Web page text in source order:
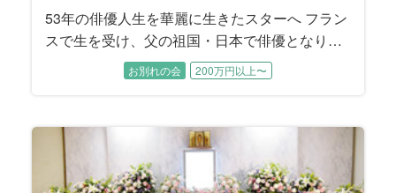
53年の俳優人生を華麗に生きたスターへ フラン
スで生を受け、父の祖国・日本で俳優となり、
一時代を築いた故人様。銀幕のスターから舞
台、テレビにも活躍の場を広げ、多くの人に愛
た。 彼を表現する時、だれもが口にする言葉は
「ジェントルマン」。 ダンディで優しいイメー
ジそのままに旅立って行かれた故人様と、愛す
お別れの会 200万円以上〜